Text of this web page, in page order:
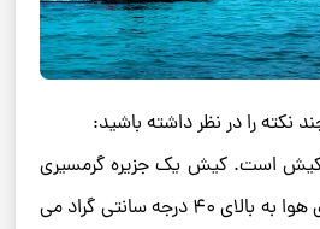
نکته را در نظر داشته باشید:
کیش است. کیش یک جزیره گرمسیری
است که در تابستان دمای هوا به بالای ۴۰ درجه سانتی‌ گراد می